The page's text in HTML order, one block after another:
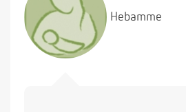
den Vollmilch- Getreidebrei und
Zwischenmahlzeit nur Obst
Butterbrot)?
Hebamme